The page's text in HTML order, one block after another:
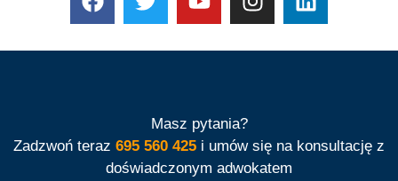
Masz pytania?
Zadzwoń teraz 695 560 425 i umów się na konsultację z
doświadczonym adwokatem